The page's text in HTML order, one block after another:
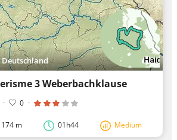
Deutschland
3 Weberbachklause
· 0 ·
174 m 01h44 Medium